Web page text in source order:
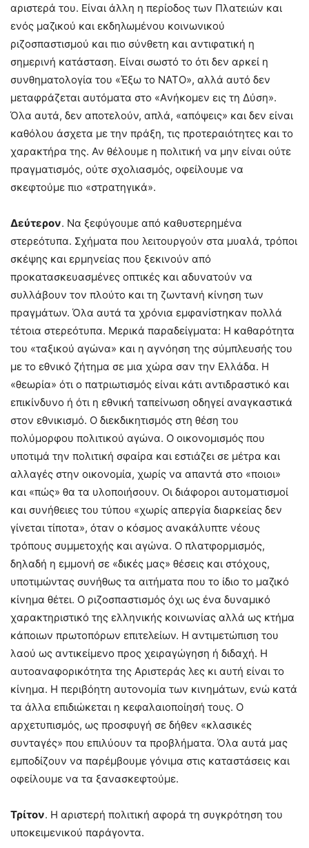
αριστερά του. Είναι άλλη η περίοδος των Πλατειών και
ενός μαζικού και εκδηλωμένου κοινωνικού
ριζοσπαστισμού και πιο σύνθετη και αντιφατική η
σημερινή κατάσταση. Είναι σωστό το ότι δεν αρκεί η
συνθηματολογία του «Έξω το ΝΑΤΟ», αλλά αυτό δεν
μεταφράζεται αυτόματα στο «Aνήκομεν εις τη Δύση».
Όλα αυτά, δεν αποτελούν, απλά, «απόψεις» και δεν είναι
καθόλου άσχετα με την πράξη, τις προτεραιότητες και το
χαρακτήρα της. Αν θέλουμε η πολιτική να μην είναι ούτε
πραγματισμός, ούτε σχολιασμός, οφείλουμε να
σκεφτούμε πιο «στρατηγικά».
Δεύτερον. Να ξεφύγουμε από καθυστερημένα
στερεότυπα. Σχήματα που λειτουργούν στα μυαλά, τρόποι
σκέψης και ερμηνείας που ξεκινούν από
προκατασκευασμένες οπτικές και αδυνατούν να
συλλάβουν τον πλούτο και τη ζωντανή κίνηση των
πραγμάτων. Όλα αυτά τα χρόνια εμφανίστηκαν πολλά
τέτοια στερεότυπα. Μερικά παραδείγματα: Η καθαρότητα
του «ταξικού αγώνα» και η αγνόηση της σύμπλευσής του
με το εθνικό ζήτημα σε μια χώρα σαν την Ελλάδα. Η
«θεωρία» ότι ο πατριωτισμός είναι κάτι αντιδραστικό και
επικίνδυνο ή ότι η εθνική ταπείνωση οδηγεί αναγκαστικά
στον εθνικισμό. Ο διεκδικητισμός στη θέση του
πολύμορφου πολιτικού αγώνα. Ο οικονομισμός που
υποτιμά την πολιτική σφαίρα και εστιάζει σε μέτρα και
αλλαγές στην οικονομία, χωρίς να απαντά στο «ποιοι»
και «πώς» θα τα υλοποιήσουν. Οι διάφοροι αυτοματισμοί
και συνήθειες του τύπου «χωρίς απεργία διαρκείας δεν
γίνεται τίποτα», όταν ο κόσμος ανακάλυπτε νέους
τρόπους συμμετοχής και αγώνα. Ο πλατφορμισμός,
δηλαδή η εμμονή σε «δικές μας» θέσεις και στόχους,
υποτιμώντας συνήθως τα αιτήματα που το ίδιο το μαζικό
κίνημα θέτει. Ο ριζοσπαστισμός όχι ως ένα δυναμικό
χαρακτηριστικό της ελληνικής κοινωνίας αλλά ως κτήμα
κάποιων πρωτοπόρων επιτελείων. Η αντιμετώπιση του
λαού ως αντικείμενο προς χειραγώγηση ή διδαχή. Η
αυτοαναφορικότητα της Αριστεράς λες κι αυτή είναι το
κίνημα. Η περιβόητη αυτονομία των κινημάτων, ενώ κατά
τα άλλα επιδιώκεται η κεφαλαιοποίησή τους. Ο
αρχετυπισμός, ως προσφυγή σε δήθεν «κλασικές
συνταγές» που επιλύουν τα προβλήματα. Όλα αυτά μας
εμποδίζουν να παρέμβουμε γόνιμα στις καταστάσεις και
οφείλουμε να τα ξανασκεφτούμε.
Τρίτον. Η αριστερή πολιτική αφορά τη συγκρότηση του
υποκειμενικού παράγοντα.